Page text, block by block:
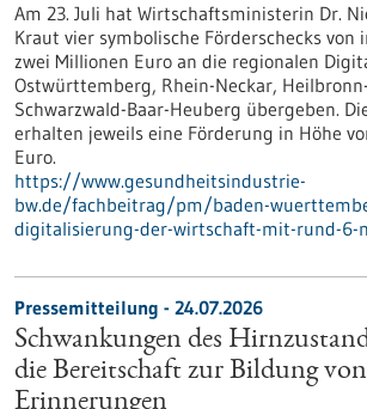
Am 23. Juli hat Wirtschaftsministerin Dr.
Kraut vier symbolische Förderschecks von
zwei Millionen Euro an die regionalen
Ostwürttemberg, Rhein-Neckar,
Schwarzwald-Baar-Heuberg übergeben.
erhalten jeweils eine Förderung in Höhe
Euro.
https://www.gesundheitsindustrie-
bw.de/fachbeitrag/pm/baden-
digitalisierung-der-wirtschaft-mit-rund-6-
Pressemitteilung - 24.07.2026
Schwankungen des
die Bereitschaft zur Bildung von
Erinnerungen